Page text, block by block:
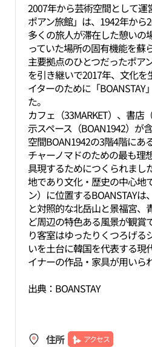
2007年から芸術空間として
ポアン旅館」は、1942年から
多くの旅人が滞在した憩いの
っていた場所の固有機能を蘇
主要拠点のひとつだったポア
を引き継いで2017年、文化
イターのために「BOANSTAY
た。
カフェ（33MARKET）、書店
示スペース（BOAN1942）が
空間BOAN1942の3階4階にあ
チャーノマドのための最も理
具現するためにつくられまし
地であり文化・歴史の中心地
ン）に位置するBOANSTAY
と対照的な北岳山と景福宮、
ど周辺の特色ある風景が観賞
り客室はゆったりくつろげる
いを土台に韓国を代表する現
イナーの作品・家具が用いら
出典：BOANSTAY
住所 アクセス